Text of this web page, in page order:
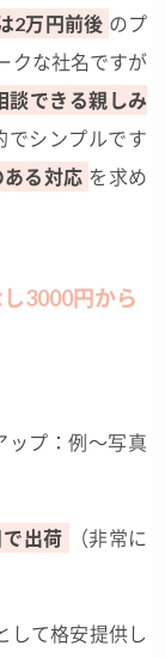
2万円前後 のプ
クな社名ですが
談できる親しみ
でシンプルです
る対応 を求め
3000円から
ップ：例〜写真
出荷
（非常に
して格安提供し